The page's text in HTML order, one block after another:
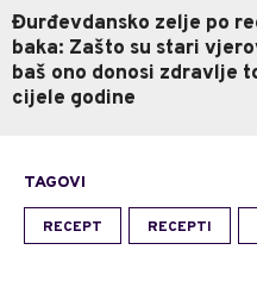
Đurđevdansko zelje po
baka: Zašto su stari
baš ono donosi zdravlje
cijele godine
TAGOVI
RECEPT RECEPTI